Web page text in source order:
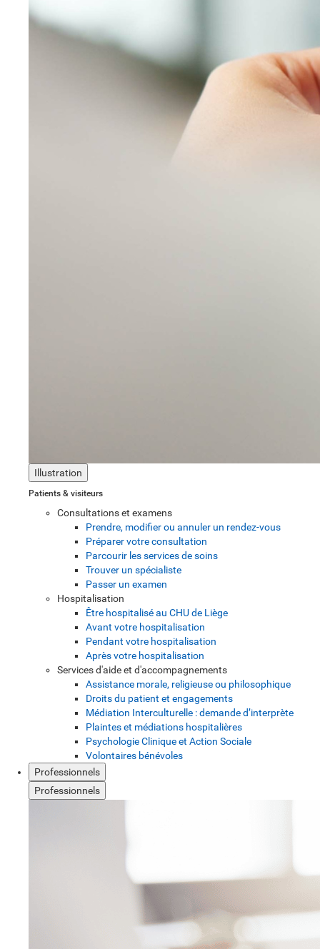
Illustration
Patients & visiteurs
Consultations et examens
Prendre, modifier ou annuler un rendez-vous
Préparer votre consultation
Parcourir les services de soins
Trouver un spécialiste
Passer un examen
Hospitalisation
Être hospitalisé au CHU de Liège
Avant votre hospitalisation
Pendant votre hospitalisation
Après votre hospitalisation
Services d'aide et d'accompagnements
Assistance morale, religieuse ou philosophique
Droits du patient et engagements
Médiation Interculturelle : demande d’interprète
Plaintes et médiations hospitalières
Psychologie Clinique et Action Sociale
Volontaires bénévoles
Professionnels
Professionnels